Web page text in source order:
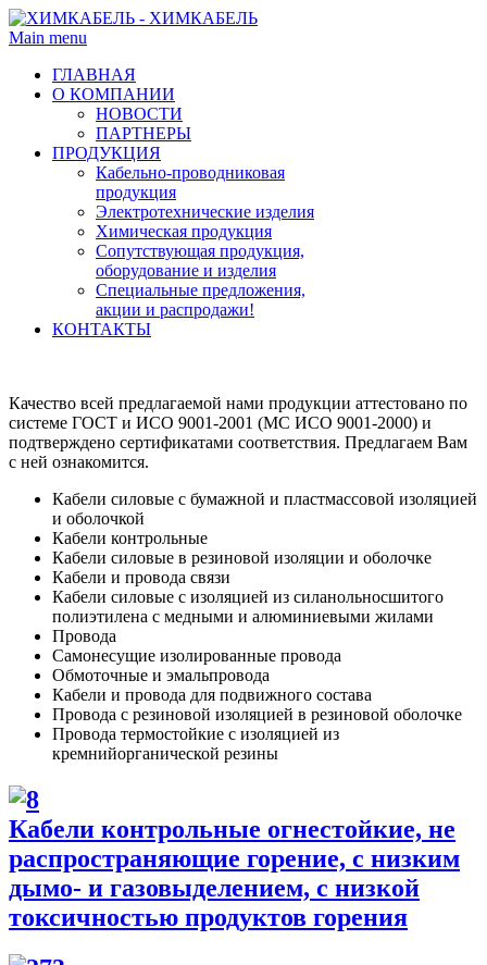
Main menu
ГЛАВНАЯ
О КОМПАНИИ
НОВОСТИ
ПАРТНЕРЫ
ПРОДУКЦИЯ
Кабельно-проводниковая
продукция
Электротехнические изделия
Химическая продукция
Сопутствующая продукция,
оборудование и изделия
Специальные предложения,
акции и распродажи!
КОНТАКТЫ
Качество всей предлагаемой нами продукции аттестовано по
системе ГОСТ и ИСО 9001-2001 (МС ИСО 9001-2000) и
подтверждено сертификатами соответствия. Предлагаем Вам
с ней ознакомится.
Кабели силовые с бумажной и пластмассовой изоляцией
и оболочкой
Кабели контрольные
Кабели силовые в резиновой изоляции и оболочке
Кабели и провода связи
Кабели силовые с изоляцией из силанольносшитого
полиэтилена с медными и алюминиевыми жилами
Провода
Самонесущие изолированные провода
Обмоточные и эмальпровода
Кабели и провода для подвижного состава
Провода с резиновой изоляцией в резиновой оболочке
Провода термостойкие с изоляцией из
кремнийорганической резины
Кабели контрольные огнестойкие, не
распространяющие горение, с низким
дымо- и газовыделением, с низкой
токсичностью продуктов горения